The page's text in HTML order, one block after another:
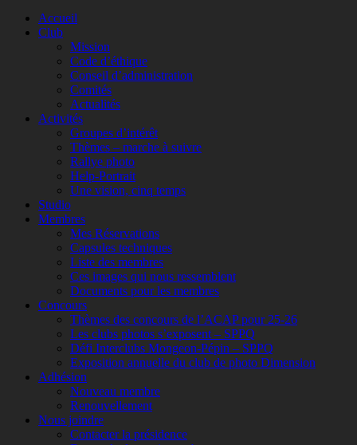
Accueil
Club
Mission
Code d’éthique
Conseil d’administration
Comités
Actualités
Activités
Groupes d’intérêt
Thèmes – marche à suivre
Rallye photo
Help-Portrait
Une vision, cinq temps
Studio
Membres
Mes Réservations
Capsules techniques
Liste des membres
Ces images qui nous ressemblent
Documents pour les membres
Concours
Thèmes des concours de l’ACAP pour 25-26
Les clubs photos s’exposent – SPPQ
Défi Interclubs Mongeon-Pépin – SPPQ
Exposition annuelle du club de photo Dimension
Adhésion
Nouveau membre
Renouvellement
Nous joindre
Contacter la présidence